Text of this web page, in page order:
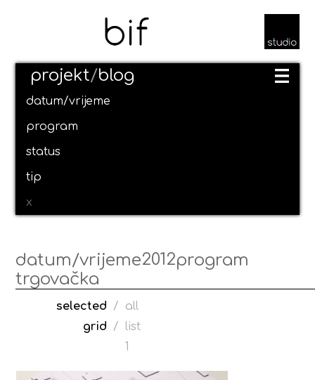
projekt/blog
datum/vrijeme
program
status
tip
x
datum/vrijeme2012program
trgovačka
selected /
all
grid
/
list
1